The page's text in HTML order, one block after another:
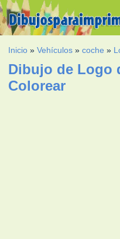
Inicio »Vehículos »coche »
Dibujo de Logo
Colorear